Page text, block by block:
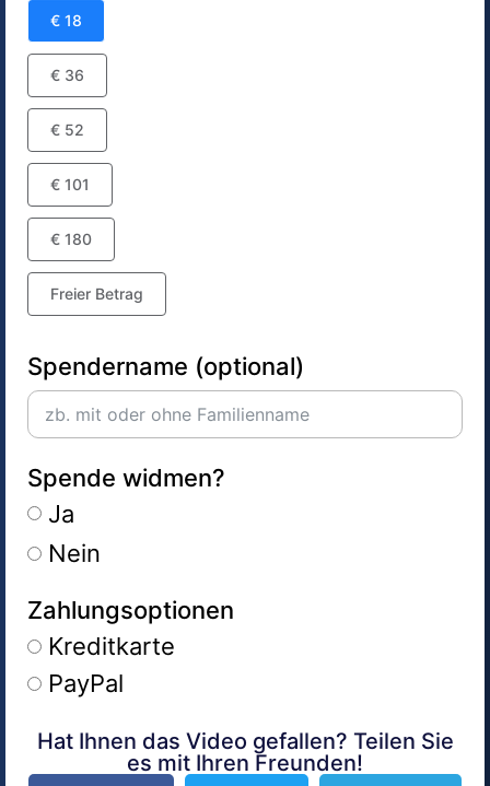
€ 18
€ 36
€ 52
€ 101
€ 180
Freier Betrag
Spendername (optional)
Spende widmen?
Ja
Nein
Zahlungsoptionen
Kreditkarte
PayPal
Alternative:
Hat Ihnen das Video gefallen? Teilen Sie
es mit Ihren Freunden!